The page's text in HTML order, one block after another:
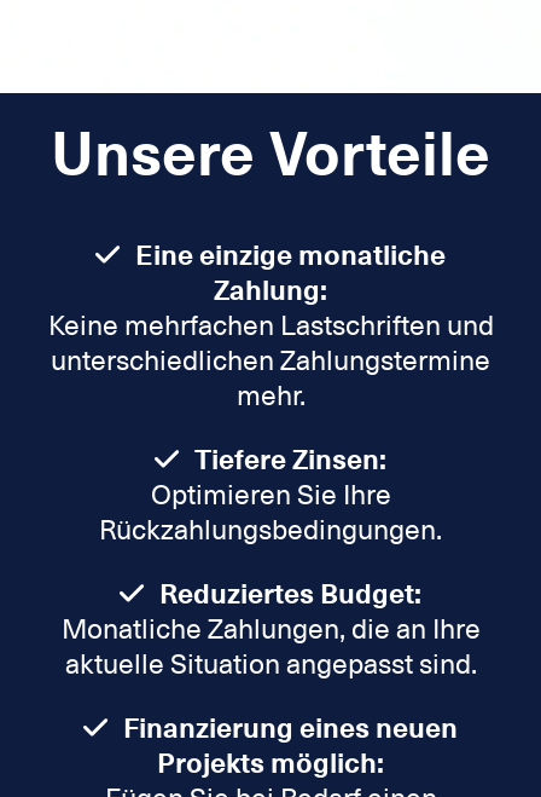
Unsere Vorteile
Eine einzige monatliche
Zahlung:
Keine mehrfachen Lastschriften und
unterschiedlichen Zahlungstermine
mehr.
Tiefere Zinsen:
Optimieren Sie Ihre
Rückzahlungsbedingungen.
Reduziertes Budget:
Monatliche Zahlungen, die an Ihre
aktuelle Situation angepasst sind.
Finanzierung eines neuen
Projekts möglich: